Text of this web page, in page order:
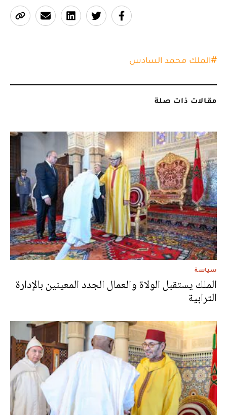
#الملك محمد السادس
مقالات ذات صلة
سياسة
الملك يستقبل الولاة والعمال الجدد المعينين بالإدارة
الترابية